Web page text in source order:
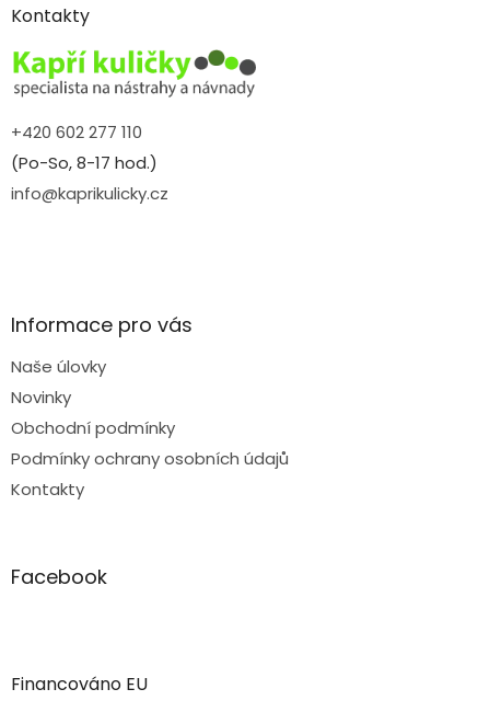
aKontakty
+420 602 277 110
(Po-So, 8-17 hod.)
info@kaprikulicky.cz
Informace pro vás
Naše úlovky
Novinky
Obchodní podmínky
Podmínky ochrany osobních údajů
Kontakty
Facebook
Financováno EU